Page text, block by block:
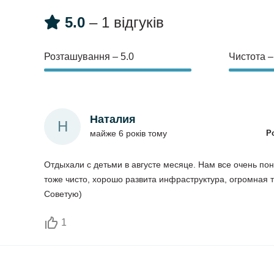
5.0 – 1 відгуків
Розташування – 5.0 Чистота
Н Наталия
майже 6 років тому
Отдыхали с детьми в августе месяце. Нам все очень
тоже чисто, хорошо развита инфраструктура, огромная
Советую)
1